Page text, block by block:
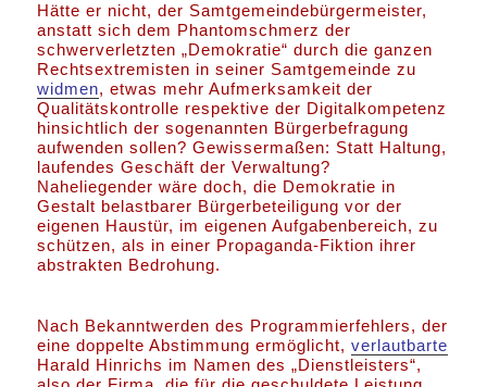
Hätte er nicht, der Samtgemeindebürgermeister,
anstatt sich dem Phantomschmerz der
schwerverletzten „Demokratie“ durch die ganzen
Rechtsextremisten in seiner Samtgemeinde zu
widmen, etwas mehr Aufmerksamkeit der
Qualitätskontrolle respektive der Digitalkompetenz
hinsichtlich der sogenannten Bürgerbefragung
aufwenden sollen? Gewissermaßen: Statt Haltung,
laufendes Geschäft der Verwaltung?
Naheliegender wäre doch, die Demokratie in
Gestalt belastbarer Bürgerbeteiligung vor der
eigenen Haustür, im eigenen Aufgabenbereich, zu
schützen, als in einer Propaganda-Fiktion ihrer
abstrakten Bedrohung.
Nach Bekanntwerden des Programmierfehlers, der
eine doppelte Abstimmung ermöglicht,verlautbarte
Harald Hinrichs im Namen des „Dienstleisters“,